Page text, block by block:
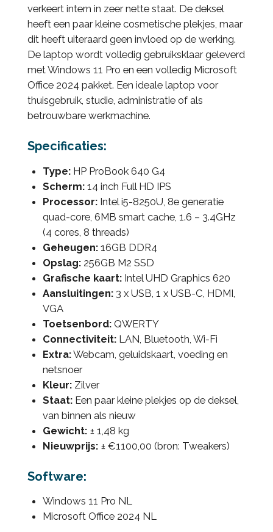
verkeert intern in zeer nette staat. De deksel
heeft een paar kleine cosmetische plekjes, maar
dit heeft uiteraard geen invloed op de werking.
De laptop wordt volledig gebruiksklaar geleverd
met Windows 11 Pro en een volledig Microsoft
Office 2024 pakket. Een ideale laptop voor
thuisgebruik, studie, administratie of als
betrouwbare werkmachine.
Specificaties:
Type:HP ProBook 640 G4
Scherm:14 inch Full HD IPS
Processor:Intel i5-8250U, 8e generatie
quad-core, 6MB smart cache, 1.6 – 3.4GHz
(4 cores, 8 threads)
Geheugen:16GB DDR4
Opslag:256GB M2 SSD
Grafische kaart:Intel UHD Graphics 620
Aansluitingen:3 x USB, 1 x USB-C, HDMI,
VGA
Toetsenbord:QWERTY
Connectiviteit:LAN, Bluetooth, Wi-Fi
Extra:Webcam, geluidskaart, voeding en
netsnoer
Kleur:Zilver
Staat:Een paar kleine plekjes op de deksel,
van binnen als nieuw
Gewicht: ± 1,48 kg
Nieuwprijs: ± €1100,00 (bron: Tweakers)
Software:
Windows 11 Pro NL
Microsoft Office 2024 NL